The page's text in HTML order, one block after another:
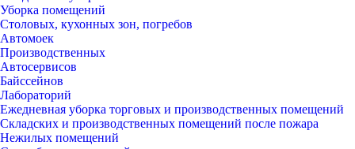
Уборка помещений
Столовых, кухонных зон, погребов
Автомоек
Производственных
Автосервисов
Байссейнов
Лабораторий
Ежедневная уборка торговых и производственных помещений
Складских и производственных помещений после пожара
Нежилых помещений